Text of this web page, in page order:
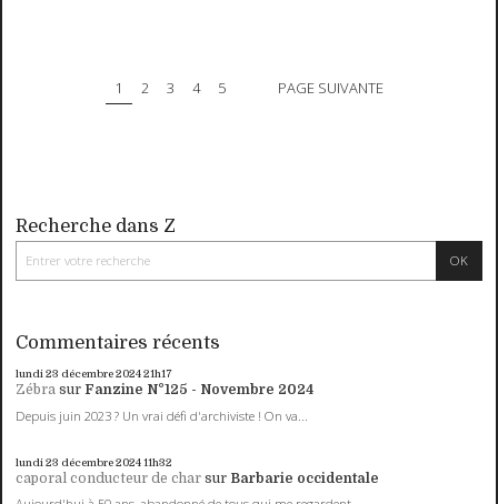
1 2 3 4 5 PAGE SUIVANTE
Recherche dans Z
Commentaires récents
lundi 23 décembre 202421h17
Zébra sur Fanzine N°125 - Novembre 2024
Depuis juin 2023 ? Un vrai défi d'archiviste ! On va...
lundi 23 décembre 202411h32
caporal conducteur de char sur Barbarie occidentale